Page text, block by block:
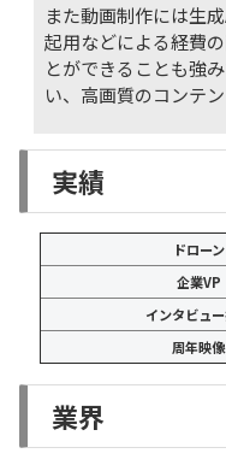
また動画制作には生
起用などによる経費
とができることも強
い、高画質のコンテ
実績
ドローン
企業VP
インタビュ
周年映像
業界